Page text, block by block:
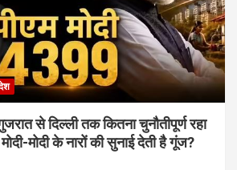
से दिल्ली तक कितना चुनौतीपूर्ण रहा
मोदी के नारों की सुनाई देती है गूंज?